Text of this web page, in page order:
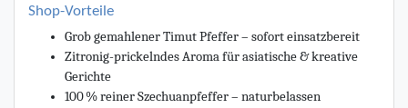
Shop-Vorteile
Grob gemahlener Timut Pfeffer – sofort einsatzbereit
Zitronig-prickelndes Aroma für asiatische & kreative
Gerichte
100 % reiner Szechuanpfeffer – naturbelassen